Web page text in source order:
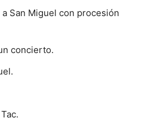
San Miguel con procesión
concierto.